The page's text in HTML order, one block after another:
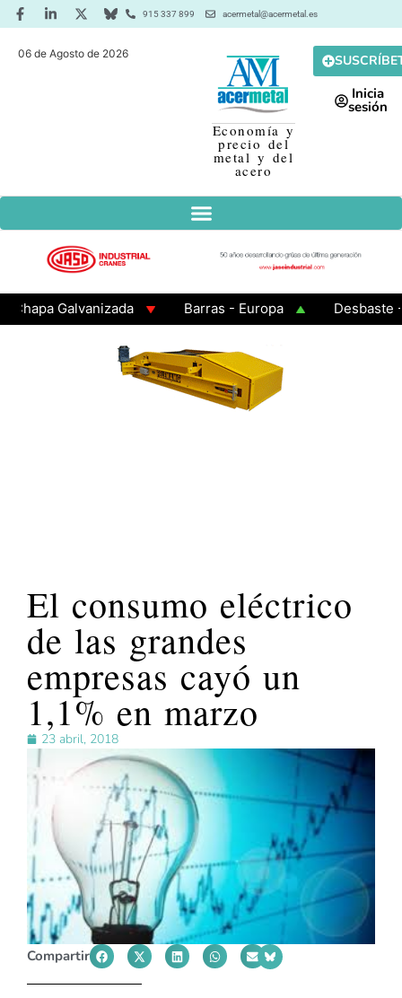
915 337 899 acermetal@acermetal.es
06 de Agosto de 2026
Economía y
precio del
metal y del
acero
Inicia
sesión
Galvanizada Barras - Europa
Desbaste -
El consumo eléctrico
de las grandes
empresas cayó un
1,1% en marzo
23 abril, 2018
Compartir